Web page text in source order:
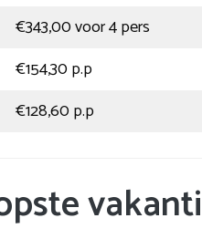
€343,00 voor 4 pers
€154,30 p.p
€128,60 p.p